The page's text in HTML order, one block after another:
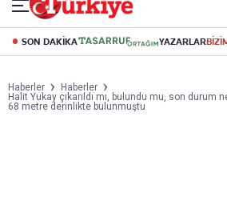
SON DAKİKA YAZARLAR
Haberler
Haberler
Halit Yukay çıkarıldı mı, bulundu mu, son durum
68 metre derinlikte bulunmuştu